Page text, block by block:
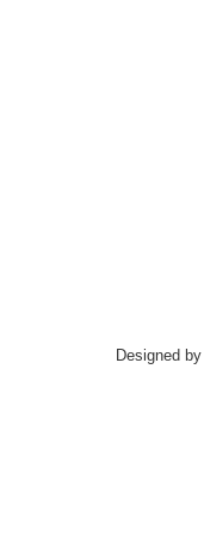
Designed by